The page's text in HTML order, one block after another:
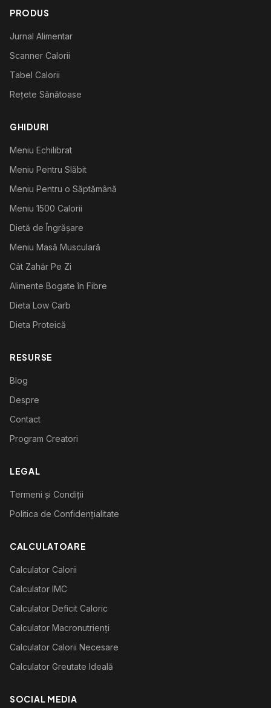
PRODUS
Jurnal Alimentar
Scanner Calorii
Tabel Calorii
Rețete Sănătoase
GHIDURI
Meniu Echilibrat
Meniu Pentru Slăbit
Meniu Pentru o Săptămână
Meniu 1500 Calorii
Dietă de Îngrășare
Meniu Masă Musculară
Cât Zahăr Pe Zi
Alimente Bogate în Fibre
Dieta Low Carb
Dieta Proteică
RESURSE
Blog
Despre
Contact
Program Creatori
LEGAL
Termeni și Condiții
Politica de Confidențialitate
CALCULATOARE
Calculator Calorii
Calculator IMC
Calculator Deficit Caloric
Calculator Macronutrienți
Calculator Calorii Necesare
Calculator Greutate Ideală
SOCIAL MEDIA